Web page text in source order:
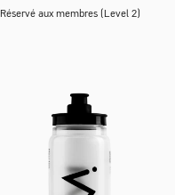
Réservé aux membres (Level 2)